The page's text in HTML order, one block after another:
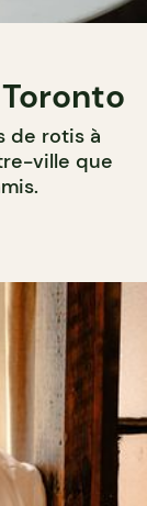
de rotis à
ville que